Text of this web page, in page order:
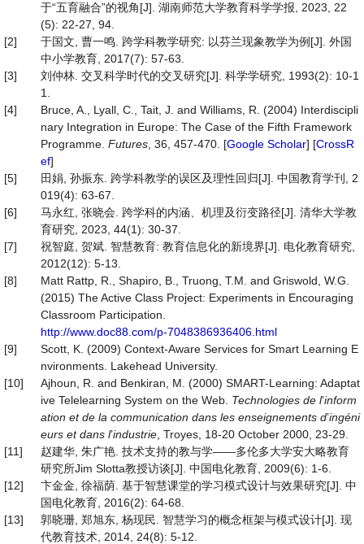
于“五育融合”的视角[J]. 湖南师范大学教育科学学报, 2023, 22
(5): 22-27, 94.
[2]
于国文, 曹一鸣. 跨学科教学研究: 以芬兰现象教学为例[J]. 外国
中小学教育, 2017(7): 57-63.
[3]
刘仲林. 交叉科学时代的交叉研究[J]. 科学学研究, 1993(2): 10-1
1.
[4]
Bruce, A., Lyall, C., Tait, J. and Williams, R. (2004) Interdiscipli
nary Integration in Europe: The Case of the Fifth Framework
Programme. Futures , 36, 457-470. [Google Scholar] [CrossR
ef]
[5]
田娟, 孙振东. 跨学科教学的误区及理性回归[J]. 中国教育学刊, 2
019(4): 63-67.
[6]
马永红, 张晓会. 跨学科的内涵、机理及衍变路径[J]. 清华大学教
育研究, 2023, 44(1): 30-37.
[7]
祝智庭, 贺斌. 智慧教育: 教育信息化的新境界[J]. 电化教育研究,
2012(12): 5-13.
[8]
Matt Rattp, R., Shapiro, B., Truong, T.M. and Griswold, W.G.
(2015) The Active Class Project: Experiments in Encouraging
Classroom Participation.
http://www.doc88.com/p-7048386936406.html
[9]
Scott, K. (2009) Context-Aware Services for Smart Learning E
nvironments. Lakehead University.
[10]
Ajhoun, R. and Benkiran, M. (2000) SMART-Learning: Adaptat
ive Telelearning System on the Web. Technologies de l’inform
ation et de la communication dans les enseignements d’ingéni
eurs et dans l’industrie , Troyes, 18-20 October 2000, 23-29.
[11]
赵建华, 朱广艳. 技术支持的教与学——多伦多大学安大略教育
研究所Jim Slotta教授访谈[J]. 中国电化教育, 2009(6): 1-6.
[12]
卞金金, 徐福荫. 基于智慧课堂的学习模式设计与效果研究[J]. 中
国电化教育, 2016(2): 64-68.
[13]
郭晓珊, 郑旭东, 杨现民. 智慧学习的概念框架与模式设计[J]. 现
代教育技术, 2014, 24(8): 5-12.